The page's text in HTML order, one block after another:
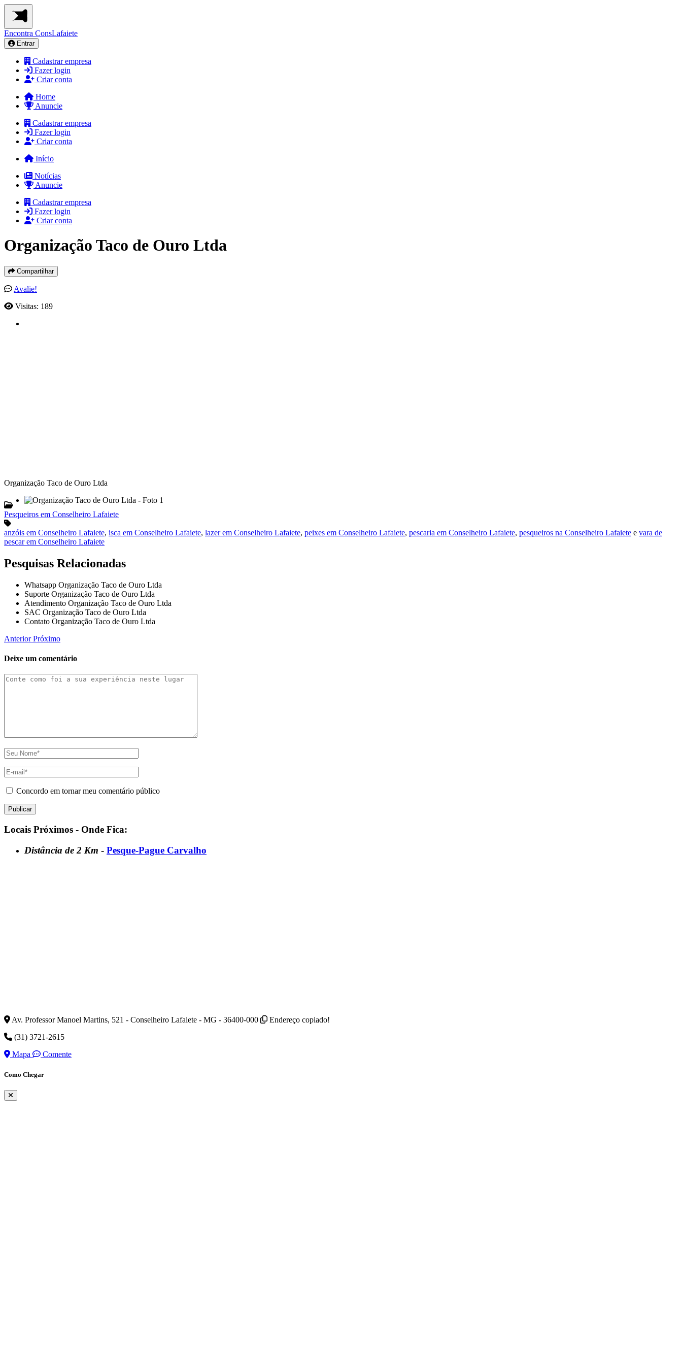
Encontra ConsLafaiete
Entrar
Cadastrar empresa
Fazer login
Criar conta
Home
Anuncie
Cadastrar empresa
Fazer login
Criar conta
Início
Notícias
Anuncie
Cadastrar empresa
Fazer login
Criar conta
Organização Taco de Ouro Ltda
Compartilhar
Avalie!
Visitas: 189
Organização Taco de Ouro Ltda
Pesqueiros em Conselheiro Lafaiete
anzóis em Conselheiro Lafaiete, isca em Conselheiro Lafaiete, lazer em Conselheiro Lafaiete, peixes em Conselheiro Lafaiete, pescaria em Conselheiro Lafaiete, pesqueiros na Conselheiro Lafaiete e vara de
pescar em Conselheiro Lafaiete
Pesquisas Relacionadas
Whatsapp Organização Taco de Ouro Ltda
Suporte Organização Taco de Ouro Ltda
Atendimento Organização Taco de Ouro Ltda
SAC Organização Taco de Ouro Ltda
Contato Organização Taco de Ouro Ltda
AnteriorPróximo
Deixe um comentário
Concordo em tornar meu comentário público
Locais Próximos - Onde Fica:
Distância de 2 Km - Pesque-Pague Carvalho
Av. Professor Manoel Martins, 521 - Conselheiro Lafaiete - MG - 36400-000
Endereço copiado!
(31) 3721-2615
Mapa
Comente
Como Chegar